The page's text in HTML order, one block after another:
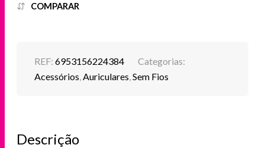
COMPARAR
REF:6953156224384
Categorias:
Acessórios,Auriculares,Sem Fios
Descrição